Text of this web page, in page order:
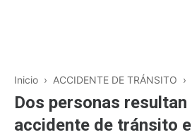
Inicio › ACCIDENTE DE TRÁNSITO ›
Dos personas resultan
accidente de tránsito